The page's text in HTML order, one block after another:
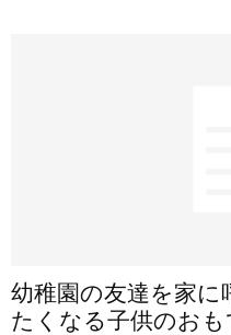
幼稚園の友達を家
たくなる子供のお